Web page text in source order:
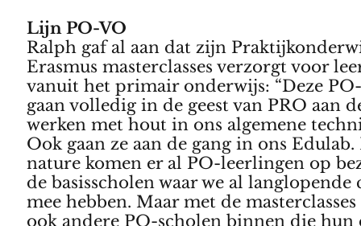
Lijn PO-VO
Ralph gaf al aan dat zijn
Erasmus masterclasses verzorgt voor
vanuit het primair onderwijs: “Deze
gaan volledig in de geest van PRO aan
werken met hout in ons algemene
Ook gaan ze aan de gang in ons
nature komen er al PO-leerlingen op
de basisscholen waar we al langlopende
mee hebben. Maar met de
ook andere PO-scholen binnen die hun